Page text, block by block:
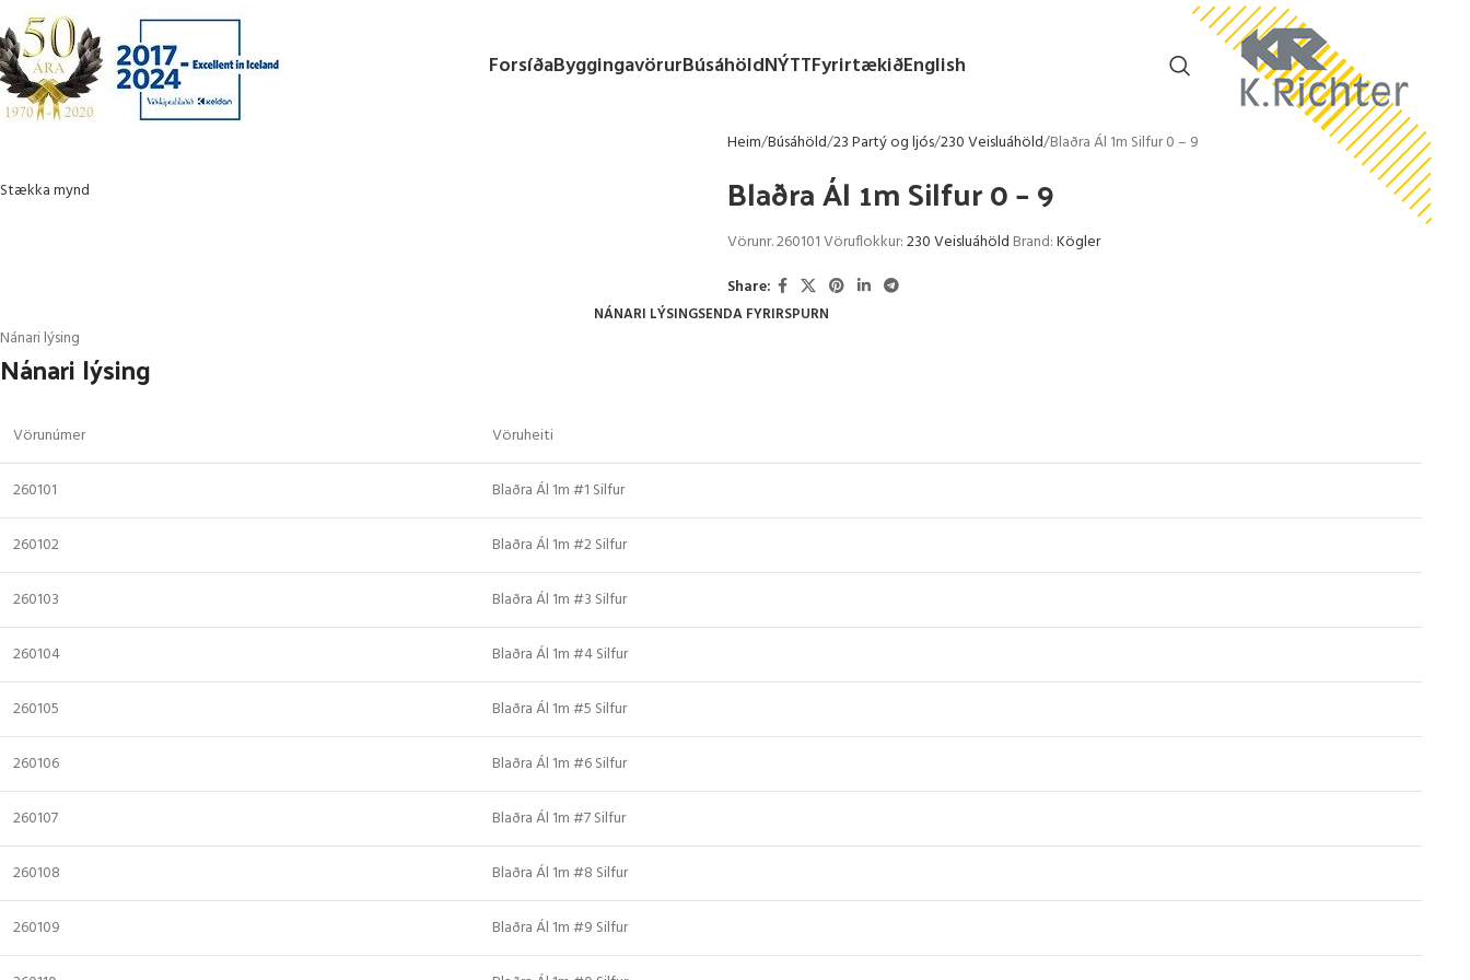
ForsíðaByggingavörurBúsáhöldNÝTTFyrirtækiðEnglish
Stækka mynd
Heim Búsáhöld 23 Partý og ljós 230 Veisluáhöld Blaðra Ál 1m Silfur 0 – 9
Blaðra Ál 1m Silfur 0 – 9
Vörunr.260101Vöruflokkur:230 Veisluáhöld Brand:Kögler
Share:
NÁNARI LÝSINGSENDA FYRIRSPURN
Nánari lýsing
Nánari lýsing
Vörunúmer Vöruheiti
260101 Blaðra Ál 1m #1 Silfur
260102 Blaðra Ál 1m #2 Silfur
260103 Blaðra Ál 1m #3 Silfur
260104 Blaðra Ál 1m #4 Silfur
260105 Blaðra Ál 1m #5 Silfur
260106 Blaðra Ál 1m #6 Silfur
260107 Blaðra Ál 1m #7 Silfur
260108 Blaðra Ál 1m #8 Silfur
260109 Blaðra Ál 1m #9 Silfur